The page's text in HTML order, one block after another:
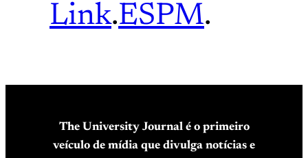
Link.ESPM.
The University Journal é o primeiro
veículo de mídia que divulga notícias e